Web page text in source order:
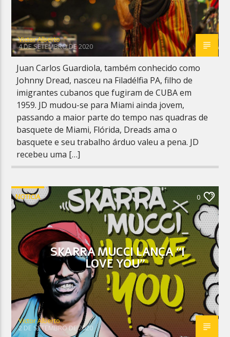
Victor Alberto
4 DE SETEMBRO DE 2020
Juan Carlos Guardiola, também conhecido como
Johnny Dread, nasceu na Filadélfia PA, filho de
imigrantes cubanos que fugiram de CUBA em
1959. JD mudou-se para Miami ainda jovem,
passando a maior parte do tempo nas quadras de
basquete de Miami, Flórida, Dreads ama o
basquete e seu trabalho árduo valeu a pena. JD
recebeu uma […]
NOTICIA 0
SKARRA MUCCI LANÇA “I
LOVE YOU”
Victor Alberto
2 DE SETEMBRO DE 2020